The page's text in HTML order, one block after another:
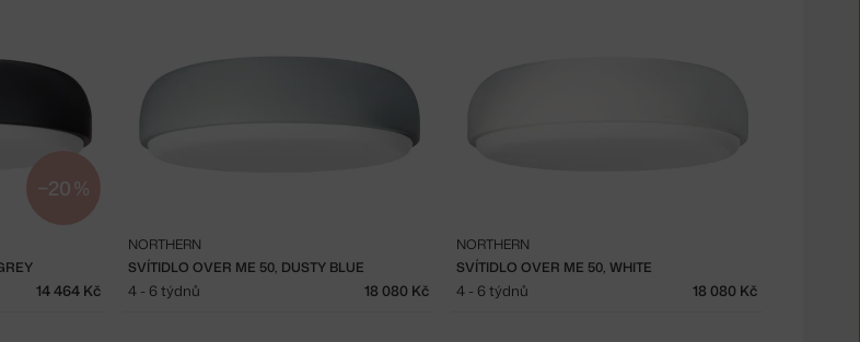
−20 %
14 464 Kč
SVÍTIDLO OVER ME 50, DUSTY BLUE
NORTHERN
4 - 6 týdnů 18 080 Kč
SVÍTIDLO OVER ME 50, WHITE
NORTHERN
4 - 6 týdnů 18 080 Kč